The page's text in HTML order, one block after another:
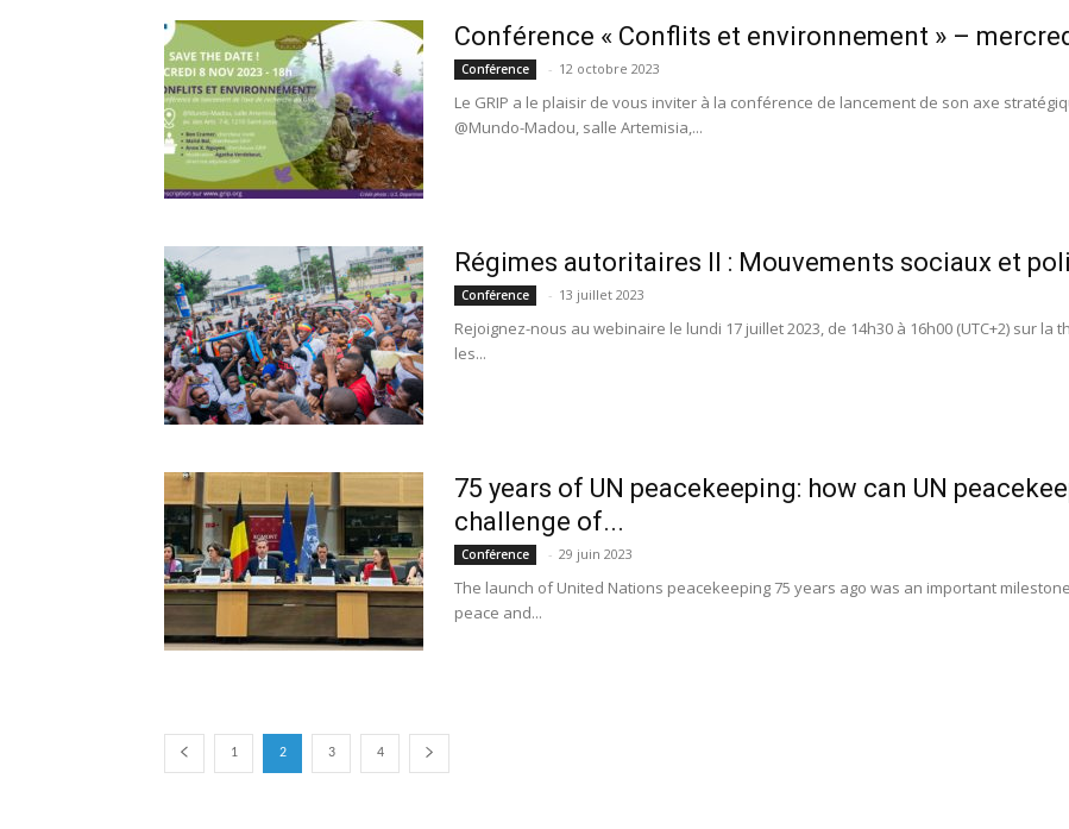
Conférence « Conflits et environnement » –
Conférence - 12 octobre 2023
Le GRIP a le plaisir de vous inviter à la conférence de lancement de son axe
@Mundo-Madou, salle Artemisia,...
Régimes autoritaires II : Mouvements sociaux et
Conférence - 13 juillet 2023
Rejoignez-nous au webinaire le lundi 17 juillet 2023, de 14h30 à 16h00 (UTC+2) sur
les...
75 years of UN peacekeeping: how can UN
challenge of...
Conférence - 29 juin 2023
The launch of United Nations peacekeeping 75 years ago was an important
peace and...
1 2 3 4